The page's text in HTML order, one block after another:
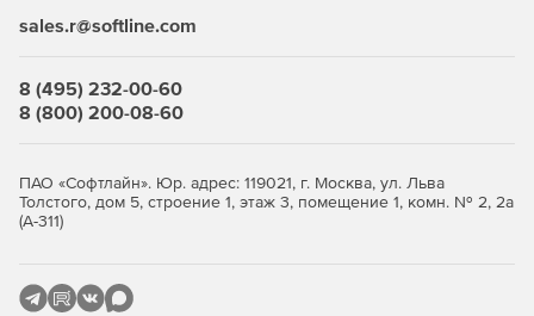
предотвращать несанкционированный доступ к
Шифрование данных
обеспечивает дополнительный уровень защиты в случае
утечки или несанкционированного доступа. Шифрование
помогает сохранить конфиденциальность информации,
Мониторинг и аналитика
sales.r@softline.com
8 (495) 232-00-60
8 (800) 200-08-60
ПАО «Софтлайн». Юр. адрес: 119021, г. Москва, ул. Льва
Толстого, дом 5, строение 1, этаж 3, помещение 1, комн. № 2, 2а
(А-311)